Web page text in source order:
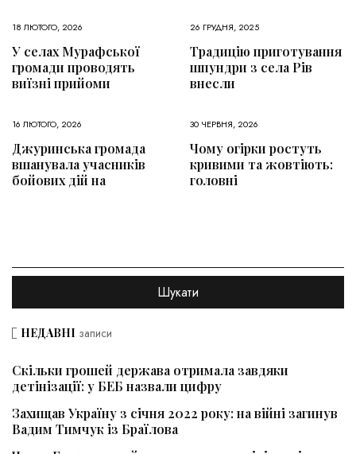
18 ЛЮТОГО, 2026
У селах Мурафської
громади проводять
виїзні прийоми
26 ГРУДНЯ, 2025
Традицію приготування
шпундри з села Рів
внесли
16 ЛЮТОГО, 2026
Джуринська громада
вшанувала учасників
бойових дій на
30 ЧЕРВНЯ, 2026
Чому огірки ростуть
кривими та жовтіють:
головні
НЕДАВНІ записи
Скільки грошей держава отримала завдяки
детінізації: у БЕБ назвали цифру
Захищав Україну з січня 2022 року: на війні загинув
Вадим Тимчук із Браїлова